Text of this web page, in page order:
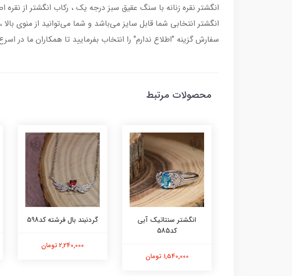
انگشتر انتخابی شما قابل سایز می‌باشد و شما می‌توانید از منوی
سفارش گزینه "اطلاع ندارم" را انتخاب بفرمایید تا همکاران ما در
محصولات مرتبط
انگشتر سنتاتیک آبی
کد585
1,540,000 تومان
گردنبند بال فرشته کد598
2,240,000 تومان